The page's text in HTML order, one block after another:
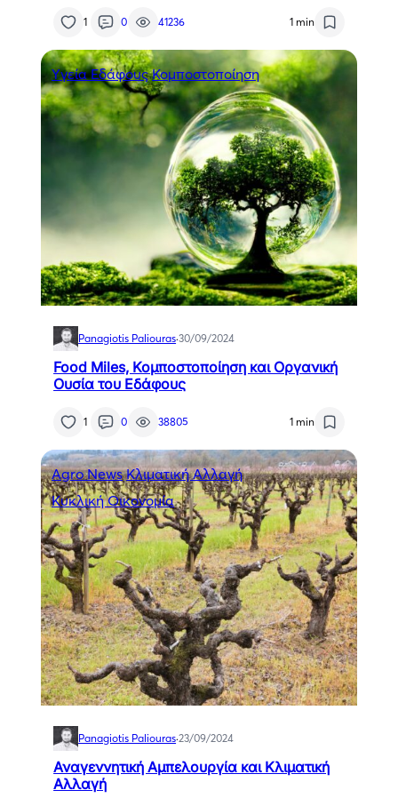
1 0 41236 1 min
Yγεία Εδάφους Κομποστοποίηση
Panagiotis Paliouras·30/09/2024
Food Miles, Κομποστοποίηση και Οργανική
Ουσία του Εδάφους
1 0 38805 1 min
Agro News Κλιματική Αλλαγή
Κυκλική Οικονομία
Panagiotis Paliouras·23/09/2024
Αναγεννητική Αμπελουργία και Κλιματική
Αλλαγή